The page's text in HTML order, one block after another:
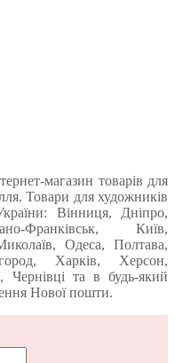
магазин товарів для
Товари для художників
Вінниця, Дніпро,
Франківськ, Київ,
Одеса, Полтава,
Харків, Херсон,
Чернівці та в будь-який
Нової пошти.